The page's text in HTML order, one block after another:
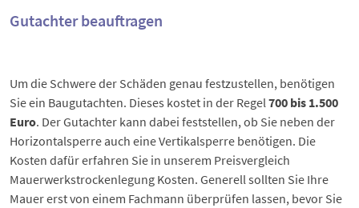
Gutachter beauftragen
Um die Schwere der Schäden genau festzustellen, benötigen
Sie ein Baugutachten. Dieses kostet in der Regel 700 bis 1.500
Euro. Der Gutachter kann dabei feststellen, ob Sie neben der
Horizontalsperre auch eine Vertikalsperre benötigen. Die
Kosten dafür erfahren Sie in unserem Preisvergleich
Mauerwerkstrockenlegung Kosten. Generell sollten Sie Ihre
Mauer erst von einem Fachmann überprüfen lassen, bevor Sie